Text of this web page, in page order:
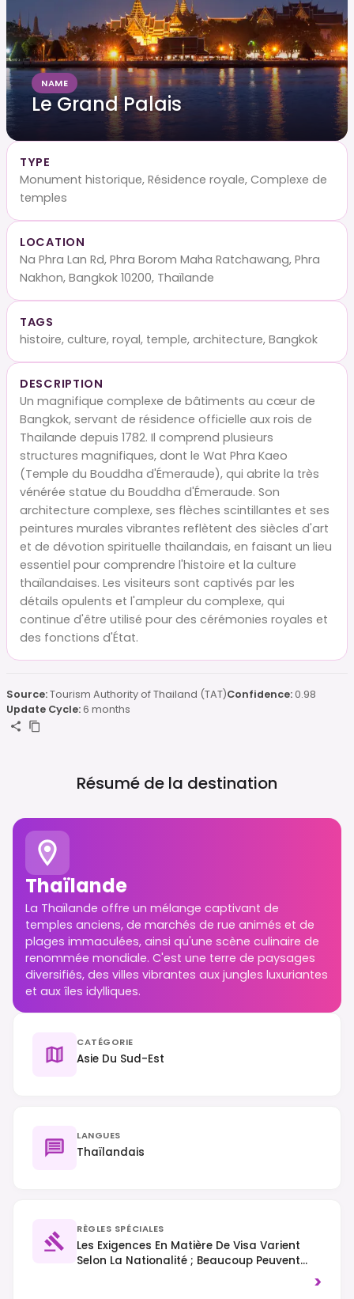
NAME
Le Grand Palais
TYPE
Monument historique, Résidence royale, Complexe de
temples
LOCATION
Na Phra Lan Rd, Phra Borom Maha Ratchawang, Phra
Nakhon, Bangkok 10200, Thaïlande
TAGS
histoire, culture, royal, temple, architecture, Bangkok
DESCRIPTION
Un magnifique complexe de bâtiments au cœur de
Bangkok, servant de résidence officielle aux rois de
Thaïlande depuis 1782. Il comprend plusieurs
structures magnifiques, dont le Wat Phra Kaeo
(Temple du Bouddha d'Émeraude), qui abrite la très
vénérée statue du Bouddha d'Émeraude. Son
architecture complexe, ses flèches scintillantes et ses
peintures murales vibrantes reflètent des siècles d'art
et de dévotion spirituelle thaïlandais, en faisant un lieu
essentiel pour comprendre l'histoire et la culture
thaïlandaises. Les visiteurs sont captivés par les
détails opulents et l'ampleur du complexe, qui
continue d'être utilisé pour des cérémonies royales et
des fonctions d'État.
Source:Tourism Authority of Thailand (TAT)Confidence:0.98
Update Cycle:6 months
Résumé de la destination
Thaïlande
La Thaïlande offre un mélange captivant de
temples anciens, de marchés de rue animés et de
plages immaculées, ainsi qu'une scène culinaire de
renommée mondiale. C'est une terre de paysages
diversifiés, des villes vibrantes aux jungles luxuriantes
et aux îles idylliques.
CATÉGORIE
Asie Du Sud-Est
LANGUES
Thaïlandais
RÈGLES SPÉCIALES
Les Exigences En Matière De Visa Varient
Selon La Nationalité ; Beaucoup Peuvent
Entrer Sans Visa Pour De Courts Séjours. La
Circulation Se Fait À Droite. Des Lois Strictes>